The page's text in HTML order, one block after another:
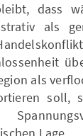
dass
als
als
soll,